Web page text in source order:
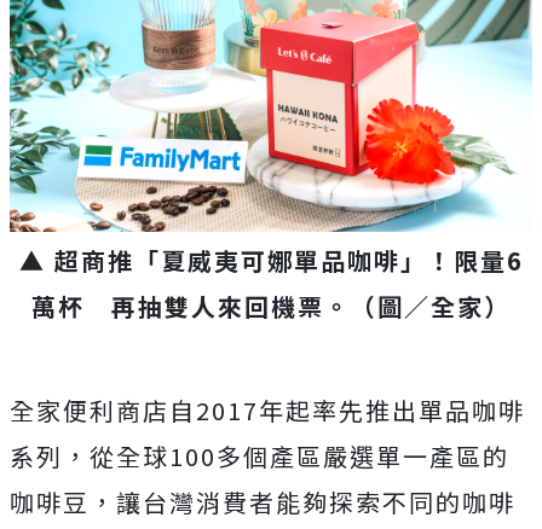
▲ 超商推「夏威夷可娜單品咖啡」！限量6
萬杯 再抽雙人來回機票。（圖／全家）
全家便利商店自2017年起率先推出單品咖啡
系列，從全球100多個產區嚴選單一產區的
咖啡豆，讓台灣消費者能夠探索不同的咖啡